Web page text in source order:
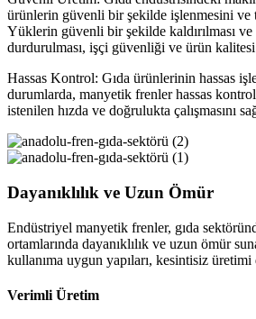
ürünlerin güvenli bir şekilde işlenmesini ve
Yüklerin güvenli bir şekilde kaldırılması
durdurulması, işçi güvenliği ve ürün kalitesi
Hassas Kontrol: Gıda ürünlerinin hassas
durumlarda, manyetik frenler hassas
istenilen hızda ve doğrulukta çalışmasını
Dayanıklılık ve Uzun Ömür
Endüstriyel manyetik frenler, gıda
ortamlarında dayanıklılık ve uzun ömür
kullanıma uygun yapıları, kesintisiz üretimi
Verimli Üretim